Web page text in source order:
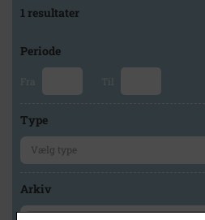
1 resultater
Periode
Fra Til
Type
Arkiv